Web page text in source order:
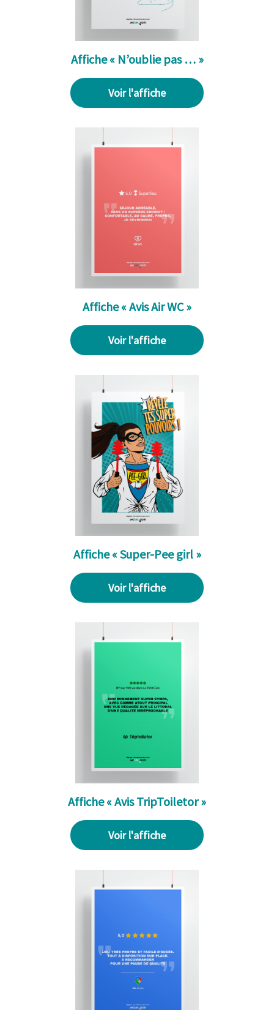
Affiche « N’oublie pas … »
Voir l'affiche
Affiche « Avis Air WC »
Voir l'affiche
Affiche « Super-Pee girl »
Voir l'affiche
Affiche « Avis TripToiletor »
Voir l'affiche